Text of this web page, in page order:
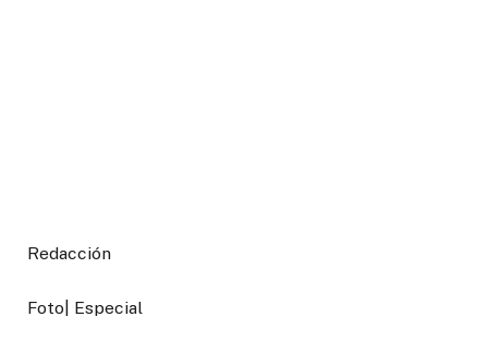
Redacción
Foto| Especial